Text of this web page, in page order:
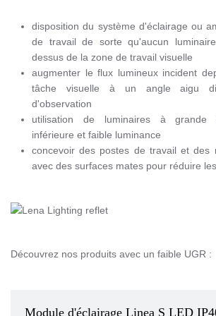
disposition du système d'éclairage ou
de travail de sorte qu'aucun
dessus de la zone de travail visuelle
augmenter le flux lumineux incident
tâche visuelle à un angle aigu
d'observation
utilisation de luminaires à grande
inférieure et faible luminance
concevoir des postes de travail et des
avec des surfaces mates pour réduire
Découvrez nos produits avec un faible UGR :
Module d'éclairage Linea S LED